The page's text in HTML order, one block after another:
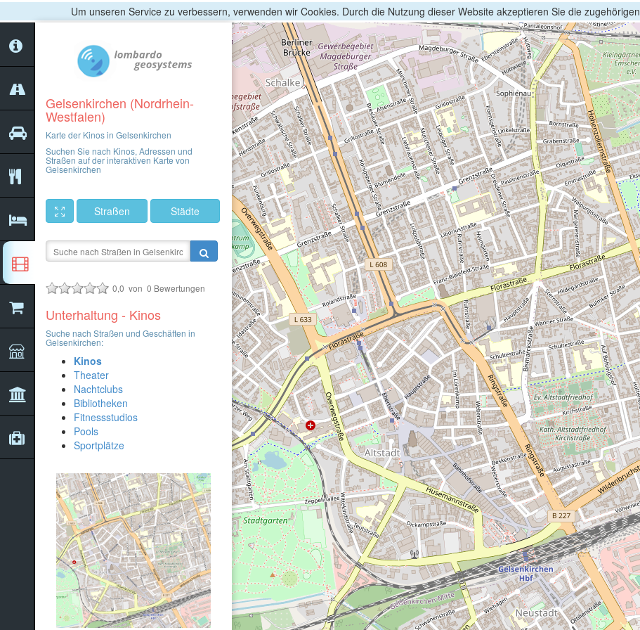
Um unseren Service zu verbessern, verwenden wir Cookies. Durch die Nutzung dieser Website akzeptieren Sie die zugehörigen
Gelsenkirchen (Nordrhein-
Westfalen)
Karte der Kinos in Gelsenkirchen
Suchen Sie nach Kinos, Adressen und
Straßen auf der interaktiven Karte von
Gelsenkirchen
Straßen Städte
0,0 von 0 Bewertungen
Unterhaltung - Kinos
Suche nach Straßen und Geschäften in
Gelsenkirchen:
Kinos
Theater
Nachtclubs
Bibliotheken
Fitnessstudios
Pools
Sportplätze